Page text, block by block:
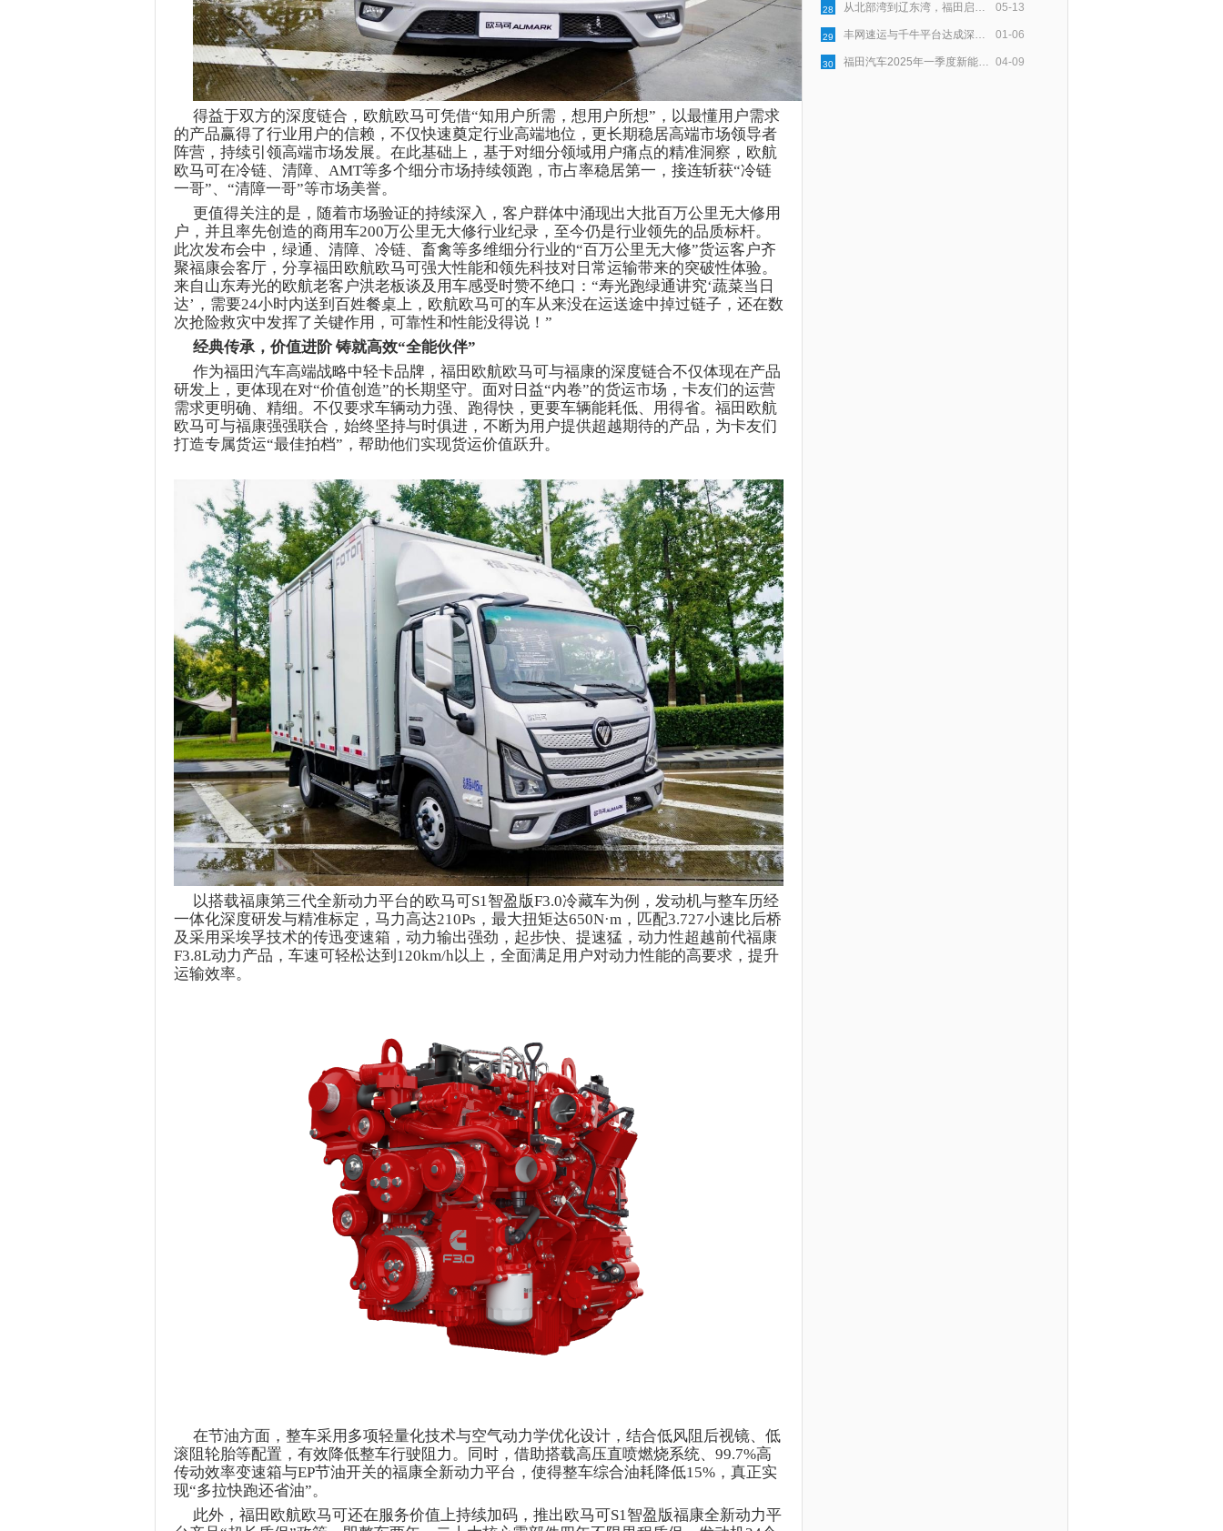
得益于双方的深度链合，欧航欧马可凭借“知用户所需，想用户所想” ， 以最懂用户需求
的产品赢得了行业用户的信赖，不仅快速奠定行业高端地位，更长期稳居高端市场领导者
阵营，持续引领高端市场发展。在此基础上，基于对细分领域用户痛点的精准洞察，欧航
欧马可在冷链、清障、 AMT等多个细分市场持续领跑，市占率稳居第一，接连斩获“冷链
一哥”、 “清障一哥”等市场美誉。
更值得关注的是， 随着市场验证的持续深入，客户群体中涌现出大批百万公里无大修用
户，并且率先创造的商用车200万公里无大修行业纪录，至今仍是行业领先的品质标杆。
此次发布会中，绿通、清障、冷链、畜禽等多维细分行业的“百万公里无大修”货运客户齐
聚福康会客厅，分享福田欧航欧马可强大性能和领先科技对日常运输带来的突破性体验。
来自山东寿光的欧航老客户洪老板谈及用车感受时赞不绝口 ：“寿光跑绿通讲究‘蔬菜当日
达’，需要24小时内送到百姓餐桌上，欧航欧马可的车从来没在运送途中掉过链子，还在数
次抢险救灾中发挥了关键作用，可靠性和性能没得说！”
经典传承，价值进阶 铸就高效“全能伙伴”
作为福田汽车高端战略中轻卡品牌， 福田 欧航欧马可与福康的深度链合不仅体现在产品
研发上，更体现在对“价值创造”的长期坚守。面对日益“内卷”的货运市场，卡友们的运营
需求更明确、精细。不仅要求车辆动力强、跑得快，更要车辆能耗低、用得省。 福田 欧航
欧马可与福康强强联合，始终坚持与时俱进，不断为用户提供超越期待的产品，为卡友们
打造专属货运“最佳拍档”，帮助他们实现货运价值跃升。
以搭载福康第三代全新动力平台的欧马可S1智盈版F3.0冷藏车为例，发动机与整车历经
一体化深度研发与精准标定，马力高达210Ps，最大扭矩达650N·m，匹配3.727小速比后桥
及采用采埃孚技术的传迅变速箱，动力输出强劲，起步快、提速猛， 动力性超越前代福康
F3.8L动力产品， 车速可轻松达到 120km/h以上，全面满足用户对动力性能的高要求，提升
运输效率。
在节油方面，整车采用多项轻量化技术与空气动力学优化设计，结合低风阻后视镜、低
滚阻轮胎等配置，有效降低整车行驶阻力。同时，借助搭载高压直喷燃烧系统、 99.7%高
传动效率变速箱与EP节油开关的福康全新动力平台，使得整车综合油耗降低15%，真正实
现“多拉快跑还省油”。
此外， 福田 欧航欧马可还在服务价值上持续加码，推出 欧马可S1智盈版福康全新动力平
05-13
28 从北部湾到辽东湾，福田启明星以用户口碑点亮绿色物流新程
01-06
29 丰网速运与千牛平台达成深度合作，为淘宝天猫商家提供稳定物流服务
04-09
30 福田汽车2025年一季度新能源销量同比大增174.2%，持续领跑新能源市场